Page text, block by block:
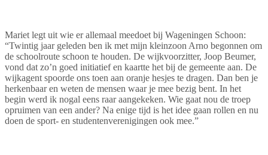
Mariet legt uit wie er allemaal meedoet bij Wageningen Schoon:
“Twintig jaar geleden ben ik met mijn kleinzoon Arno begonnen om
de schoolroute schoon te houden. De wijkvoorzitter, Joop Beumer,
vond dat zo’n goed initiatief en kaartte het bij de gemeente aan. De
wijkagent spoorde ons toen aan oranje hesjes te dragen. Dan ben je
herkenbaar en weten de mensen waar je mee bezig bent. In het
begin werd ik nogal eens raar aangekeken. Wie gaat nou de troep
opruimen van een ander? Na enige tijd is het idee gaan rollen en nu
doen de sport- en studentenverenigingen ook mee.”